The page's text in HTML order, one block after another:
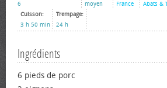
6
moyen
France
Abats &
Cuisson:
3 h 50 min
Trempage:
24 h
Ingrédients
6 pieds de porc